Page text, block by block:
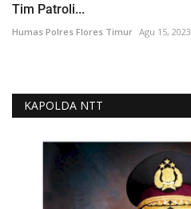
Tim Patroli...
Humas Polres Flores Timur Agu 15, 2023
KAPOLDA NTT